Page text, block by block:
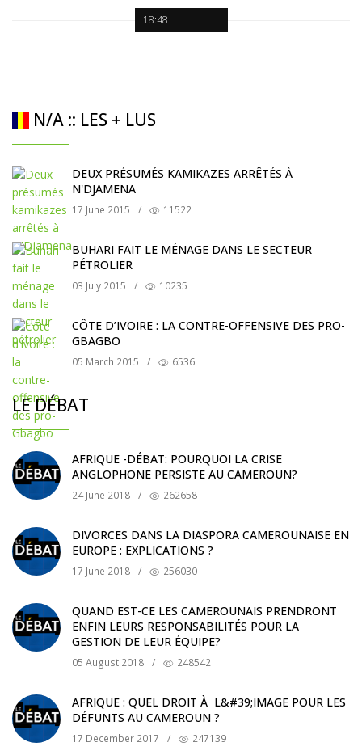
18:48
N/A :: LES + LUS
DEUX PRÉSUMÉS KAMIKAZES ARRÊTÉS À
N'DJAMENA
17 June 2015 / 11522
BUHARI FAIT LE MÉNAGE DANS LE SECTEUR
PÉTROLIER
03 July 2015 / 10235
CÔTE D’IVOIRE : LA CONTRE-OFFENSIVE DES PRO-
GBAGBO
05 March 2015 / 6536
LE DÉBAT
AFRIQUE -DÉBAT: POURQUOI LA CRISE
ANGLOPHONE PERSISTE AU CAMEROUN?
24 June 2018 / 262658
DIVORCES DANS LA DIASPORA CAMEROUNAISE EN
EUROPE : EXPLICATIONS ?
17 June 2018 / 256030
QUAND EST-CE LES CAMEROUNAIS PRENDRONT
ENFIN LEURS RESPONSABILITÉS POUR LA
GESTION DE LEUR ÉQUIPE?
05 August 2018 / 248542
AFRIQUE : QUEL DROIT À L&#39;IMAGE POUR LES
DÉFUNTS AU CAMEROUN ?
17 December 2017 / 247139